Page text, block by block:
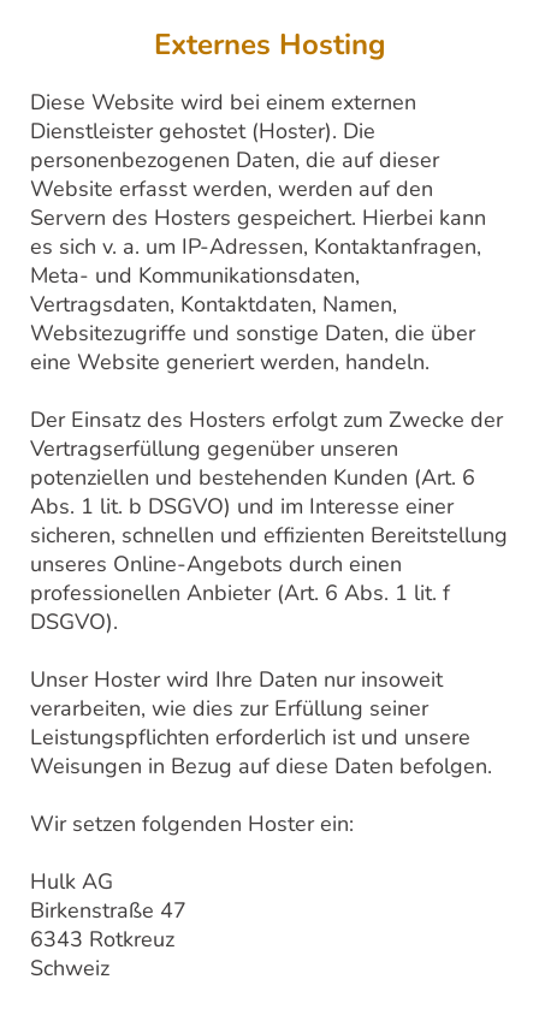
Externes Hosting
Diese Website wird bei einem externen
Dienstleister gehostet (Hoster). Die
personenbezogenen Daten, die auf dieser
Website erfasst werden, werden auf den
Servern des Hosters gespeichert. Hierbei kann
es sich v. a. um IP-Adressen, Kontaktanfragen,
Meta- und Kommunikationsdaten,
Vertragsdaten, Kontaktdaten, Namen,
Websitezugriffe und sonstige Daten, die über
eine Website generiert werden, handeln.
Der Einsatz des Hosters erfolgt zum Zwecke der
Vertragserfüllung gegenüber unseren
potenziellen und bestehenden Kunden (Art. 6
Abs. 1 lit. b DSGVO) und im Interesse einer
sicheren, schnellen und effizienten Bereitstellung
unseres Online-Angebots durch einen
professionellen Anbieter (Art. 6 Abs. 1 lit. f
DSGVO).
Unser Hoster wird Ihre Daten nur insoweit
verarbeiten, wie dies zur Erfüllung seiner
Leistungspflichten erforderlich ist und unsere
Weisungen in Bezug auf diese Daten befolgen.
Wir setzen folgenden Hoster ein:
Hulk AG
Birkenstraße 47
6343 Rotkreuz
Schweiz